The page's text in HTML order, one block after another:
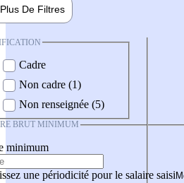
Plus De Filtres
Cadre
Non cadre (1)
Non renseignée (5)
BRUT MINIMUM
minimum
une périodicité pour le salaire saisi